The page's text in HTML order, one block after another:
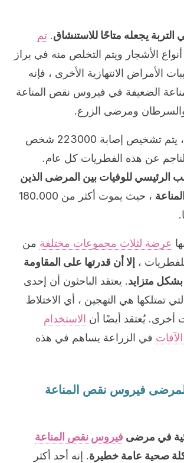
التربة يجعله متاحًا للاستنشاق. تم
الأشجار ويتم التخلص منه في براز
الأمراض الانتهازية الأخرى ، فإنه
الضعيفة في فيروس نقص المناعة
والسرطان ومرضى الزرع.
، يتم تشخيص إصابة 223000 شخص
الناجم عن هذه الفطريات كل عام.
الرئيسي للوفيات بين المرضى الذين
، حيث يموت أكثر من 180.000
عرضة لثلاث مجموعات مختلفة من
، إلا أن قدرتها على المقاومة
بشكل متزايد. يعتقد الباحثون أن إحدى
تمتلكها هي التهجين ، أي الاختلاط
أخرى. يُعتقد أيضًا أن الاستخدام
في الزراعة يساهم في هذه
لمرضى فيروس نقص المناعة
في مرضى فيروس نقص المناعة
صحية عامة خطيرة. إنه أحد أكثر